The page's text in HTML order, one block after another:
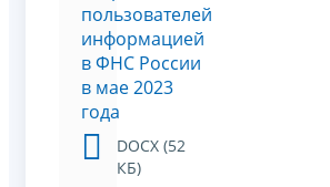
пользователей
информацией
в ФНС России
в мае 2023
года
DOCX (52
КБ)